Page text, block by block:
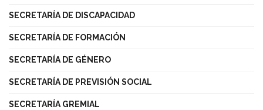
SECRETARÍA DE DISCAPACIDAD
SECRETARÍA DE FORMACIÓN
SECRETARÍA DE GÉNERO
SECRETARÍA DE PREVISIÓN SOCIAL
SECRETARÍA GREMIAL